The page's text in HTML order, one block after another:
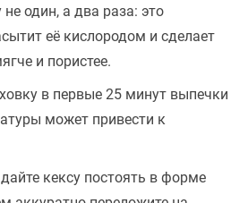
один, а два раза: это
её кислородом и сделает
и пористее.
в первые 25 минут выпечки
может привести к
кексу постоять в форме